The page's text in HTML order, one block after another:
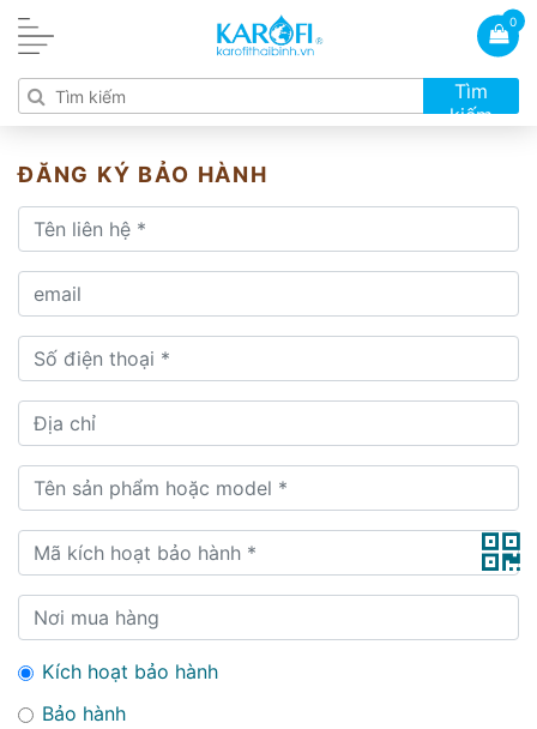
0
Tìm
kiếm
ĐĂNG KÝ BẢO HÀNH
Kích hoạt bảo hành
Bảo hành